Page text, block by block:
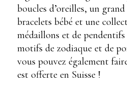
boucles d’oreilles, un
bracelets bébé et une
médaillons et de pendentifs
motifs de zodiaque et de
vous pouvez également
est offerte en Suisse !